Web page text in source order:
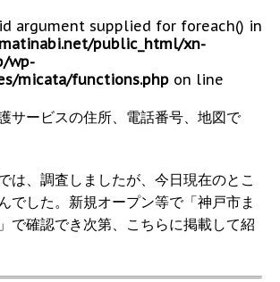
argument supplied for foreach() in
public_html/xn-
wp-
micata/functions.php on line
サービスの住所、電話番号、地図で
は、調査しましたが、今日現在のとこ
でした。新規オープン等で「神戸市ま
で確認でき次第、こちらに掲載して紹